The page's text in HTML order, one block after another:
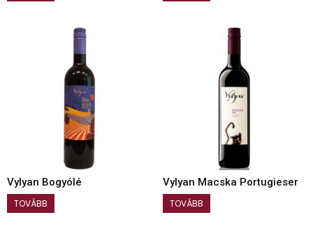
Vylyan Bogyólé
TOVÁBB
Vylyan Macska Portugieser
TOVÁBB